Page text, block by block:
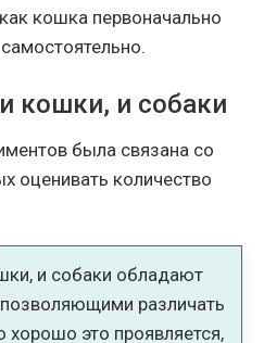
кошка первоначально
кошки, и собаки
была связана со
оценивать количество
и собаки обладают
различать
хорошо это проявляется,